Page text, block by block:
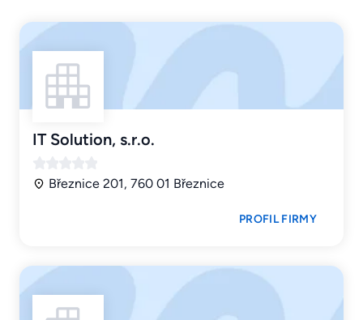
IT Solution, s.r.o.
Březnice 201, 760 01 Březnice
PROFIL FIRMY